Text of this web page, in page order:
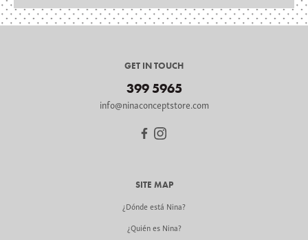
GET IN TOUCH
399 5965
info@ninaconceptstore.com
SITE MAP
¿Dónde está Nina?
¿Quién es Nina?